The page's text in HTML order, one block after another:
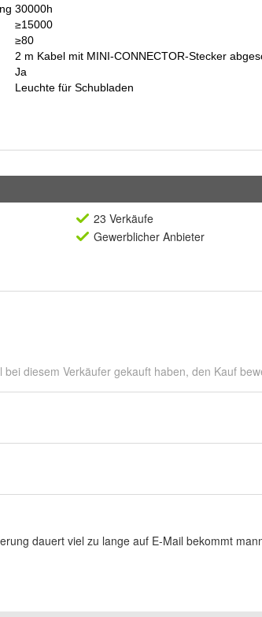
23 Verkäufe
Gewerblicher Anbieter
diesem Verkäufer gekauft haben, den Kauf
dauert viel zu lange auf E-Mail bekommt